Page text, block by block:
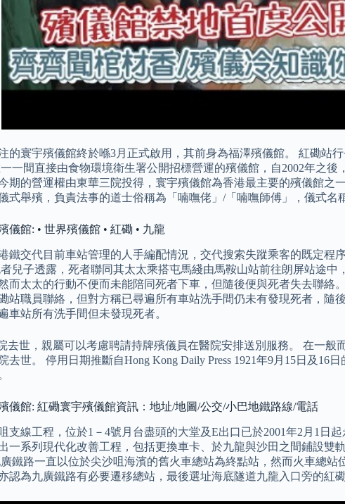
的寰宇殯儀館終於喺3月正式啟用，其前身為福澤殯儀館。 紅磡站
一間直接由食物環境衛生署公開招標營運的殯儀館，自2002年之後
期的營運權由東華三院投得，寰宇殯儀館為香港最主要的殯儀館之
式舉殯，負責法事的道士俗稱為「喃嘸佬」/「喃嘸師傅」，儀式名
儀館: • 世界殯儀館 • 紅磡 • 九龍
鐵交代目前車站管理的人手編配情況，交代搜索失蹤乘客的既定程
兒子透露，死者聯同其太太乘搭屯馬綫由馬鞍山站前往朗屏站途中
而太太的行動不便而未能陪同死者下車，但隨後便與死者失去聯絡
站職員聯絡，但對方稱已尋遍所有車站洗手間仍未有發現死者，隨
車站所有洗手間但未發現死者。
去世，親屬可以考慮聘請持牌殯儀員在醫院安排送別服務。 在一般
去世。 停用日期推斷自Hong Kong Daily Press 1921年9月15日及16
儀館: 紅磡寰宇殯儀館資訊：地址/地圖/公交/小巴地鐵路線/電話
支線工程，位於1－4號月台盡頭的大堂及E出口已於2001年2月1日
一系列現代化改善工程，包括更換車卡、於九龍與沙田之間鋪設雙
鐵路一直以位於尖沙咀海濱的舊火車總站為終點站，然而火車總站
認為九廣鐵路有必要遷移總站，最後選址海底隧道九龍入口旁的紅